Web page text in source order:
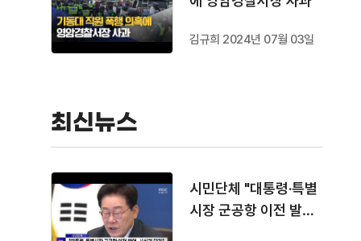
김규희 2024년 07월 03일
최신뉴스
시민단체 "대통령·특별
시장 군공항 이전 발언,